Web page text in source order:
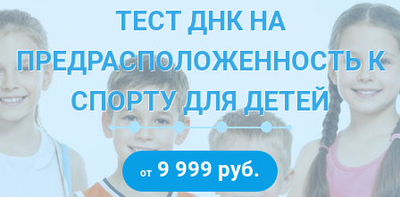
ТЕСТ ДНК НА
ПРЕДРАСПОЛОЖЕННОСТЬ К
СПОРТУ ДЛЯ ДЕТЕЙ
от 9 999 руб.